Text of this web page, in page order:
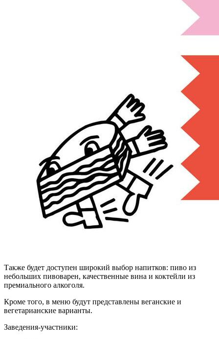
Также будет доступен широкий выбор напитков: пиво из
небольших пивоварен, качественные вина и коктейли из
премиального алкоголя.
Кроме того, в меню будут представлены веганские и
вегетарианские варианты.
Заведения-участники: